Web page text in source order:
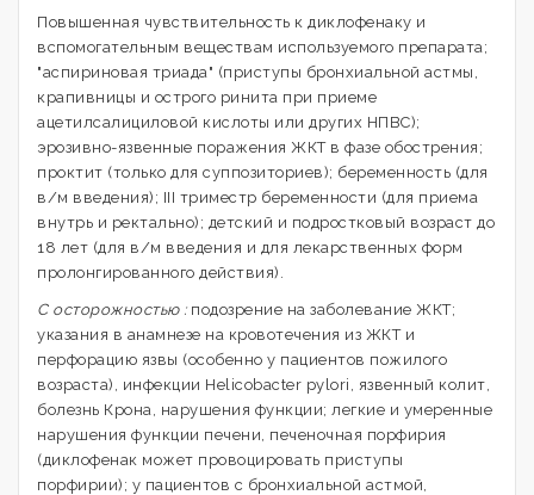
Повышенная чувствительность к диклофенаку и
вспомогательным веществам используемого препарата;
"аспириновая триада" (приступы бронхиальной астмы,
крапивницы и острого ринита при приеме
ацетилсалициловой кислоты или других НПВС);
эрозивно-язвенные поражения ЖКТ в фазе обострения;
проктит (только для суппозиториев); беременность (для
в/м введения); III триместр беременности (для приема
внутрь и ректально); детский и подростковый возраст до
18 лет (для в/м введения и для лекарственных форм
пролонгированного действия).
С осторожностью : подозрение на заболевание ЖКТ;
указания в анамнезе на кровотечения из ЖКТ и
перфорацию язвы (особенно у пациентов пожилого
возраста), инфекции Helicobacter pylori, язвенный колит,
болезнь Крона, нарушения функции; легкие и умеренные
нарушения функции печени, печеночная порфирия
(диклофенак может провоцировать приступы
порфирии); у пациентов с бронхиальной астмой,